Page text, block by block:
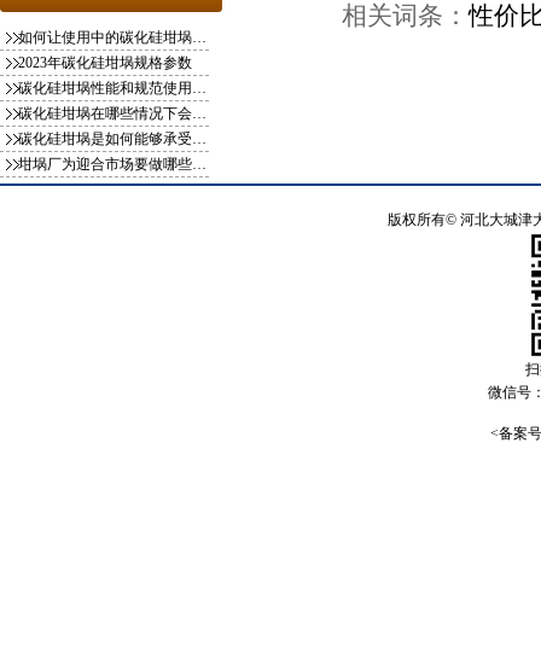
如何让使用中的碳化硅坩埚更稳定
2023年碳化硅坩埚规格参数
碳化硅坩埚性能和规范使用方式你知
碳化硅坩埚在哪些情况下会影响使用
碳化硅坩埚是如何能够承受一千多度
坩埚厂为迎合市场要做哪些变化
相关词条：性价
版权所有© 河北大城津
微信号
<备案